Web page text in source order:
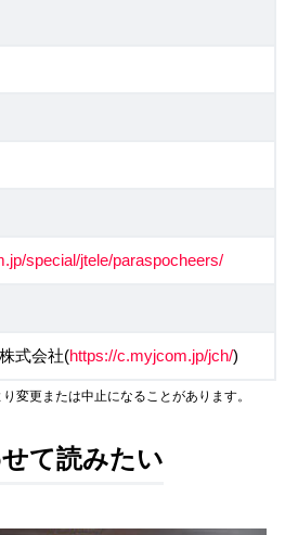
special/jtele/paraspocheers/
式会社(https://c.myjcom.jp/jch/)
変更または中止になることがあります。
て読みたい